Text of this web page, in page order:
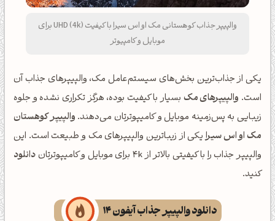
والپیپر جذاب کوهستانی مک او اس سیرا با کیفیت UHD (4k) برای
موبایل و کامپیوتر
یکی از جذاب‌ترین بخش‌های سیستم‌عامل مک، والپیپرهای جذاب آن
است. والپیپرهای مک بسیار با کیفیت بوده، هرگز تکراری نشده و جلوه
زیبایی به پس‌زمینه موبایل و کامیپوترتان می‌دهند. والپیپر کوهستان
مک او اس سیرایکی از زیباترین والپیپرهای مک و طبیعت است. این
والپیپر جذاب را با کیفیتی بالاتر از 4k برای موبایل و کامیپوترتان
دانلود
کنید.
دانلود والپیپر جذاب آیفون 14